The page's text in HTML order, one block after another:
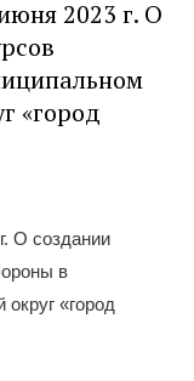
2023 г. О
«город
О создании
в
«город